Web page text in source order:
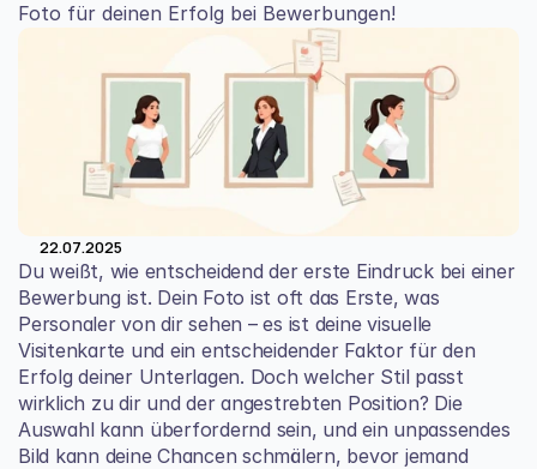
Foto für deinen Erfolg bei Bewerbungen!
22.07.2025
Du weißt, wie entscheidend der erste Eindruck bei einer
Bewerbung ist. Dein Foto ist oft das Erste, was
Personaler von dir sehen – es ist deine visuelle
Visitenkarte und ein entscheidender Faktor für den
Erfolg deiner Unterlagen. Doch welcher Stil passt
wirklich zu dir und der angestrebten Position? Die
Auswahl kann überfordernd sein, und ein unpassendes
Bild kann deine Chancen schmälern, bevor jemand